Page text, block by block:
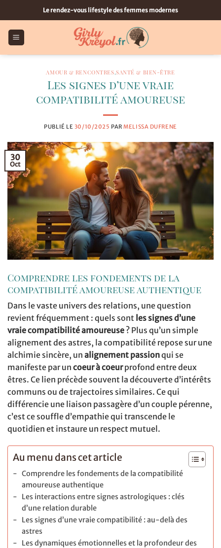
au
contenu
Le rendez-vous lifestyle des femmes modernes
AMOUR & RENCONTRES,SANTÉ & BIEN-ÊTRE
Les signes d’une vraie
compatibilité amoureuse
PUBLIÉ LE 30/10/2025 PARMELISSA DUFRENE
30
Oct
Comprendre les fondements de la
compatibilité amoureuse authentique
Dans le vaste univers des relations, une question
revient fréquemment : quels sont les signes d’une
vraie compatibilité amoureuse ? Plus qu’un simple
alignement des astres, la compatibilité repose sur une
alchimie sincère, un alignement passionqui se
manifeste par un coeur à coeurprofond entre deux
êtres. Ce lien précède souvent la découverte d’intérêts
communs ou de trajectoires similaires. Ce qui
différencie une liaison passagère d’un couple pérenne,
c’est ce souffle d’empathie qui transcende le
quotidien et instaure un respect mutuel.
Au menu dans cet article
Comprendre les fondements de la compatibilité
amoureuse authentique
Les interactions entre signes astrologiques : clés
d’une relation durable
Les signes d’une vraie compatibilité : au-delà des
astres
Les dynamiques émotionnelles et la profondeur des